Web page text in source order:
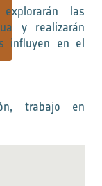
las
y realizarán
influyen en el
trabajo en